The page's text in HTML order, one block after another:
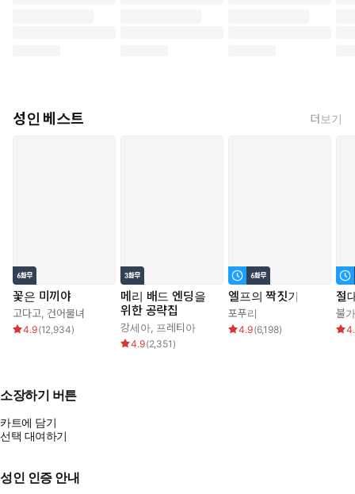
성인 베스트 더보기
꽃은 미끼야
고다고, 건어물녀
4.9(12,934)
메리 배드 엔딩을
위한 공략집
강세아, 프레티아
4.9(2,351 )
엘프의 짝짓기
포푸리
4.9(6,198)
절
불
소장하기 버튼
카트에 담기
선택 대여하기
성인 인증 안내